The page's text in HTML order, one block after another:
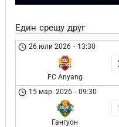
Един срещу друг
26 юли 2026 - 13:30
FC Anyang
15 мар. 2026 - 09:30
Гангуон